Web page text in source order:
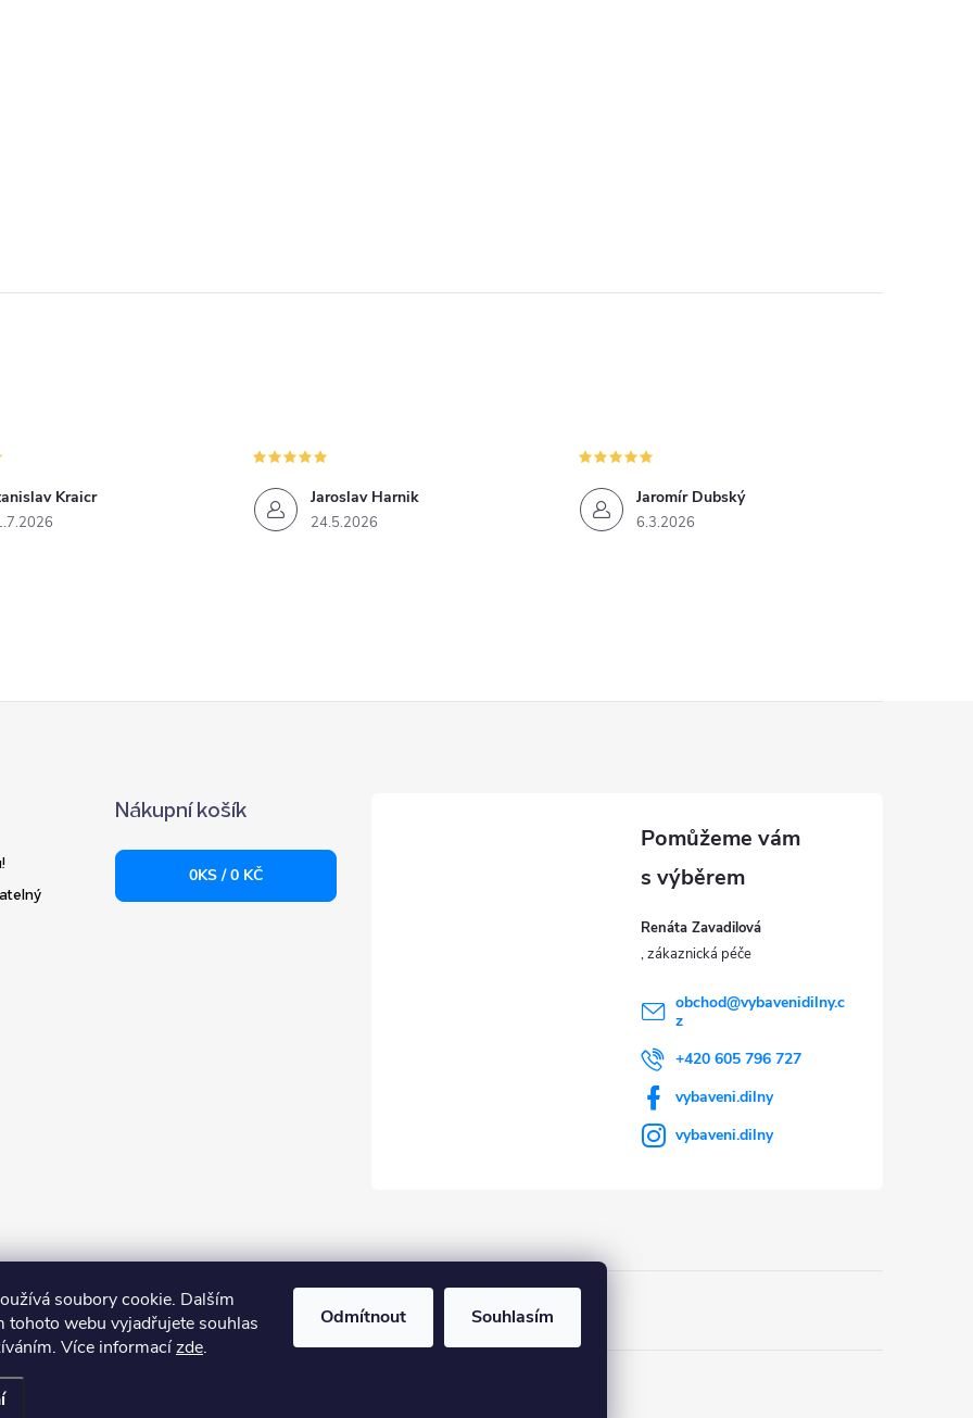
soubory cookie. Dalším
tohoto webu vyjadřujete souhlas
Více informacízde.
Odmítnout Souhlasím
Kraicr Jaroslav Harnik
24.5.2026
Jaromír Dubský
6.3.2026
Nákupní košík
0KS /0 KČ
Renáta Zavadilová
obchod@vybavenidilny.c
z
+420 605 796 727
vybaveni.dilny
vybaveni.dilny